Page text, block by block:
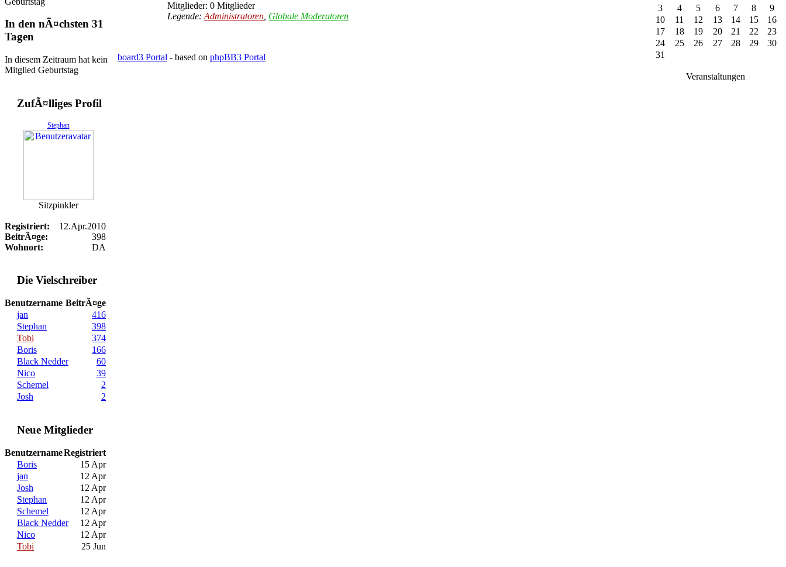
In den nÃ¤chsten 31
Tagen
In diesem Zeitraum hat kein
Mitglied Geburtstag
ZufÃ¤lliges Profil
Stephan
Sitzpinkler
Registriert:
12.Apr.2010
BeitrÃ¤ge:
398
Wohnort:
DA
Die Vielschreiber
Benutzername BeitrÃ¤ge
jan
416
Stephan
398
Tobi
374
Boris
166
Black Nedder
60
Nico
39
Schemel
2
Josh
2
Neue Mitglieder
BenutzernameRegistriert
Boris
15 Apr
jan
12 Apr
Josh
12 Apr
Stephan
12 Apr
Schemel
12 Apr
Black Nedder
12 Apr
Nico
12 Apr
Tobi
25 Jun
Mitglieder: 0 Mitglieder
Legende: Administratoren Globale Moderatoren
board3 Portal - based on phpBB3 Portal
3
4 5 6 7 8
9
10
11 12 13 14 15
16
17
18 19 20 21 22
23
24
25 26 27 28 29
30
31
Veranstaltungen